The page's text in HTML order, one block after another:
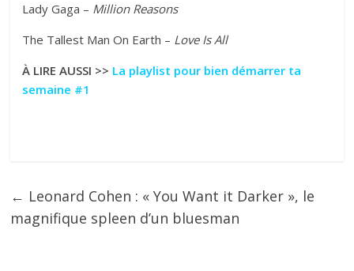
Lady Gaga – Million Reasons
The Tallest Man On Earth – Love Is All
À LIRE AUSSI >> La playlist pour bien démarrer ta
semaine #1
← Leonard Cohen : « You Want it Darker », le
magnifique spleen d’un bluesman